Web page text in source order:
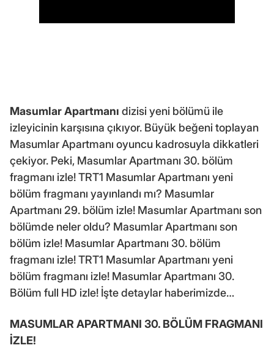
Masumlar Apartmanı dizisi yeni bölümü ile
izleyicinin karşısına çıkıyor. Büyük beğeni toplayan
Masumlar Apartmanı oyuncu kadrosuyla dikkatleri
çekiyor. Peki, Masumlar Apartmanı 30. bölüm
fragmanı izle! TRT1 Masumlar Apartmanı yeni
bölüm fragmanı yayınlandı mı? Masumlar
Apartmanı 29. bölüm izle! Masumlar Apartmanı son
bölümde neler oldu? Masumlar Apartmanı son
bölüm izle! Masumlar Apartmanı 30. bölüm
fragmanı izle! TRT1 Masumlar Apartmanı yeni
bölüm fragmanı izle! Masumlar Apartmanı 30.
Bölüm full HD izle! İşte detaylar haberimizde…
MASUMLAR APARTMANI 30. BÖLÜM FRAGMANI
İZLE!